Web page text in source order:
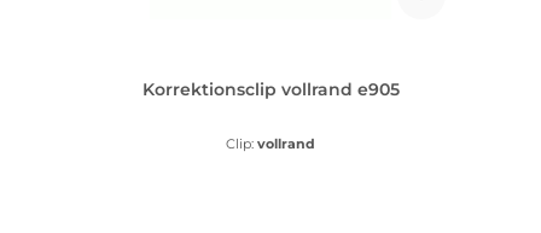
Korrektionsclip vollrand e905
Clip: vollrand